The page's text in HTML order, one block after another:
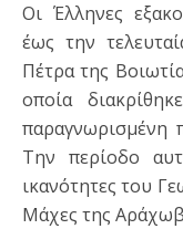
Οι Έλληνες
έως την
Πέτρα της
οποία
παραγνωρισμένη
Την περίοδο
ικανότητες του
Μάχες της